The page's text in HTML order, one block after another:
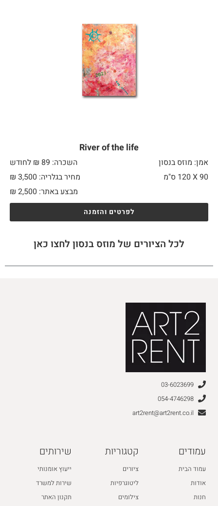
River of the life
אמן: מוזס בנסון
השכרה: 89 ₪ לחודש
90 X
מחיר בגלריה: 3,500 ₪
מבצע באתר:
₪ 2,500
לפרטים והזמנה
לכל הציורים של מוזס בנסון לחצו כאן
03-6023699
054-4746298
art2rent@art2rent.co.il
עמודים
עמוד הבית
אודות
חנות
קטגוריות
ציורים
ליטוגרפיות
צילומים
שירותים
ייעוץ אומנותי
שירות למשרד
תקנון האתר